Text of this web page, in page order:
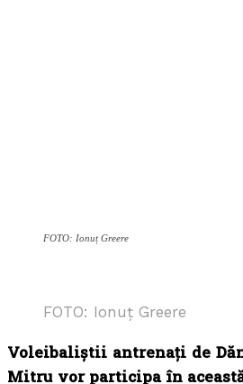
FOTO: Ionuț Greere
FOTO: Ionuț Greere
Voleibaliștii antrenați de
Mitru vor participa în